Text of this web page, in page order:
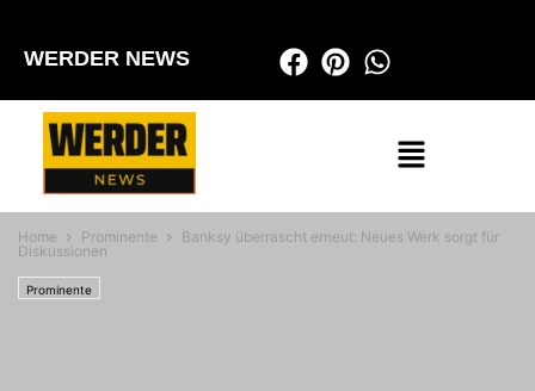
WERDER NEWS
Home Prominente
Banksy überrascht erneut: Neues Werk sorgt für
Diskussionen
Prominente